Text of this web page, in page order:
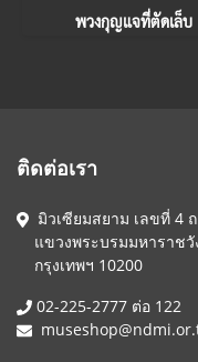
พวงกุญแจที่ตัดเล็บ
ติดต่อเรา
มิวเซียมสยาม เลขที่ 4
แขวงพระบรมมหาราชวั
กรุงเทพฯ 10200
02-225-2777 ต่อ 122